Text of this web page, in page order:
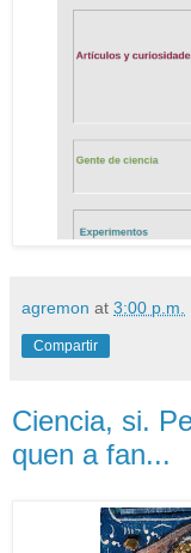
agremon at 3:00 p.m.
Compartir
Ciencia, si.
quen a fan...